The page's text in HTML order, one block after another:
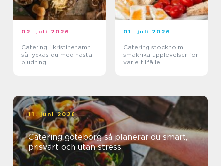
02. juli 2026
Catering i kristinehamn
så lyckas du med nästa
bjudning
01. juli 2026
Catering stockholm
smakrika upplevelser för
varje tillfälle
11. juni 2026
Catering göteborg så planerar du smart,
prisvärt och utan stress